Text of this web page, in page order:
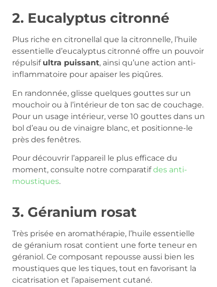
2. Eucalyptus citronné
Plus riche en citronellal que la citronnelle, l’huile
essentielle d’eucalyptus citronné offre un pouvoir
répulsif ultra puissant, ainsi qu’une action anti-
inflammatoire pour apaiser les piqûres.
En randonnée, glisse quelques gouttes sur un
mouchoir ou à l’intérieur de ton sac de couchage.
Pour un usage intérieur, verse 10 gouttes dans un
bol d’eau ou de vinaigre blanc, et positionne-le
près des fenêtres.
Pour découvrir l’appareil le plus efficace du
moment, consulte notre comparatifdes anti-
moustiques.
3. Géranium rosat
Très prisée en aromathérapie, l’huile essentielle
de géranium rosat contient une forte teneur en
géraniol. Ce composant repousse aussi bien les
moustiques que les tiques, tout en favorisant la
cicatrisation et l’apaisement cutané.